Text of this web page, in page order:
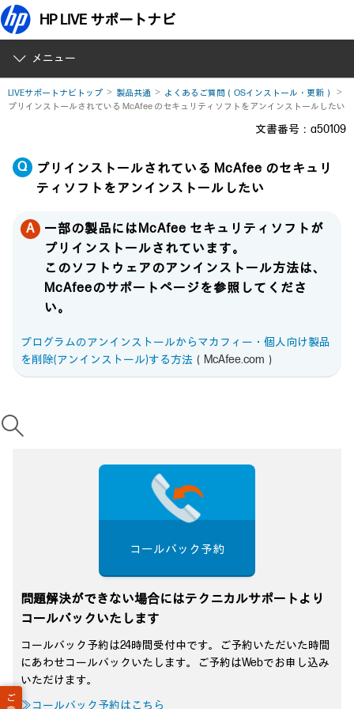
HP LIVE サポートナビ
メニュー
LIVEサポートナビトップ 製品共通
よくあるご質問（OSインストール・更新）
プリインストールされている McAfee のセキュリティソフトをアンインストールしたい
文書番号：a50109
プリインストールされている McAfee のセキュリ
ティソフトをアンインストールしたい
一部の製品にはMcAfee セキュリティソフトが
プリインストールされています。
このソフトウェアのアンインストール方法は、
McAfeeのサポートページを参照してくださ
い。
プログラムのアンインストールからマカフィー・個人向け製品
を削除(アンインストール)する方法 （McAfee.com）
ご
コールバック予約
問題解決ができない場合にはテクニカルサポートより
コールバックいたします
コールバック予約は24時間受付中です。ご予約いただいた時間
にあわせコールバックいたします。ご予約はWebでお申し込み
いただけます。
≫コールバック予約はこちら